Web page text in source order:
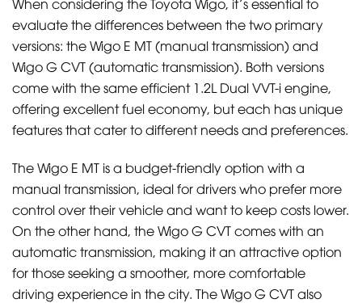
evaluate the differences between the two primary
versions: the Wigo E MT (manual transmission) and
Wigo G CVT (automatic transmission). Both versions
come with the same efficient 1.2L Dual VVT-i engine,
offering excellent fuel economy, but each has unique
features that cater to different needs and preferences.
The Wigo E MT is a budget-friendly option with a
manual transmission, ideal for drivers who prefer more
control over their vehicle and want to keep costs lower.
On the other hand, the Wigo G CVT comes with an
automatic transmission, making it an attractive option
for those seeking a smoother, more comfortable
driving experience in the city. The Wigo G CVT also